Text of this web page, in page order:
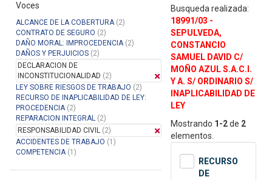
Manual del Usuario
Voces
ALCANCE DE LA COBERTURA(2)
CONTRATO DE SEGURO (2)
DAÑO MORAL: IMPROCEDENCIA(2)
DAÑOS Y PERJUICIOS (2)
DECLARACION DE
INCONSTITUCIONALIDAD (2)
LEY SOBRE RIESGOS DE TRABAJO (2)
RECURSO DE INAPLICABILIDAD DE LEY:
PROCEDENCIA(2)
REPARACION INTEGRAL (2)
RESPONSABILIDAD CIVIL (2)
ACCIDENTES DE TRABAJO (1)
COMPETENCIA(1)
Busqueda realizada:
18991/03 -
SEPULVEDA,
CONSTANCIO
SAMUEL DAVID C/
MOÑO AZUL S.A.C.I.
Y A. S/ ORDINARIO S/
INAPLICABILIDAD DE
LEY
Mostrando 1-2de 2
elementos.
RECURSO
DE